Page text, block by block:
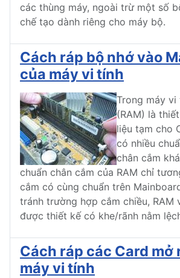
các thùng máy, ngoài trừ một số
chế tạo dành riêng cho máy bộ.
Cách ráp bộ nhớ vào
của máy vi tính
Trong máy vi
(RAM) là
liệu tạm cho
có nhiều
chân cắm
chuẩn chân cắm của RAM chỉ
cắm có cùng chuẩn trên
tránh trường hợp cắm chiều, RAM
được thiết kế có khe/rãnh nằm
Cách ráp các Card mở
máy vi tính